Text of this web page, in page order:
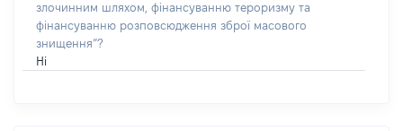
злочинним шляхом, фінансуванню тероризму та
фінансуванню розповсюдження зброї масового
знищення”?
Ні